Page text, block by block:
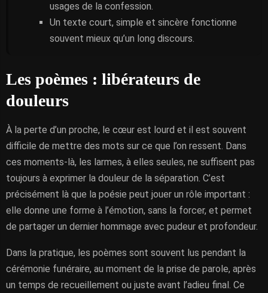
usages de la confession.
Un texte court, simple et sincère fonctionne
souvent mieux qu’un long discours.
Les poèmes : libérateurs de
douleurs
À la perte d’un proche, le cœur est lourd et il est souvent
difficile de mettre des mots sur ce que l’on ressent. Dans
ces moments-là, les larmes, à elles seules, ne suffisent pas
toujours à exprimer la douleur de la séparation. C’est
précisément là que la poésie peut jouer un rôle important :
elle donne une forme à l’émotion, sans la forcer, et permet
de partager un dernier hommage avec pudeur et profondeur.
Dans la pratique, les poèmes sont souvent lus pendant la
cérémonie funéraire, au moment de la prise de parole, après
un temps de recueillement ou juste avant l’adieu final. Ce